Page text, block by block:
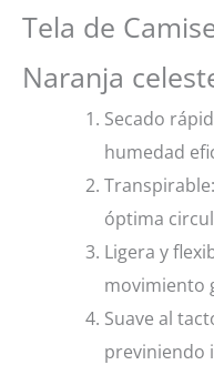
Tela de
Naranja
Secado
humedad
óptima
Ligera y
movimiento
Suave al
previniendo